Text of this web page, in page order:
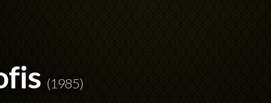
(1985)